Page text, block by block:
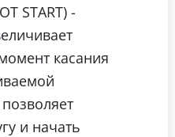
START) -
касания
и начать